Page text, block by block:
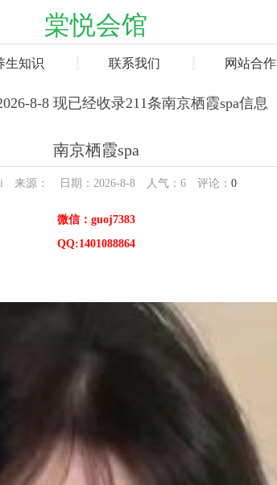
棠悦会馆
生知识 联系我们 网站合作
8-8 现已经收录211条南京栖霞spa信息
南京栖霞spa
来源： 日期：2026-8-8 人气： 6评论： 0
微信：guoj7383
QQ:1401088864